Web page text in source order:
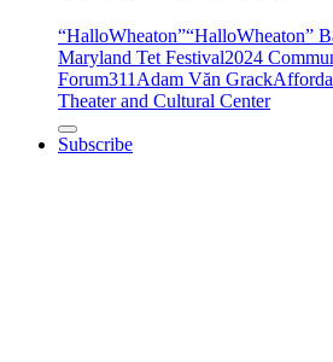
“HalloWheaton”“HalloWheaton”
Maryland Tet Festival2024
Forum311Adam Văn Grack
Theater and Cultural Center
Subscribe